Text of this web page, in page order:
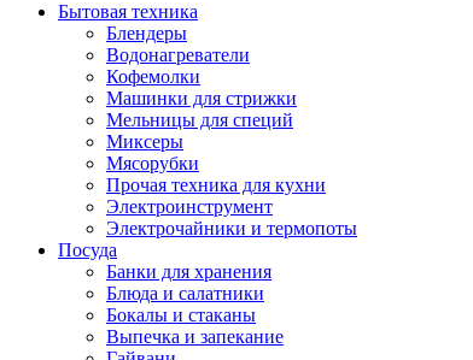
Бытовая техника
Блендеры
Водонагреватели
Кофемолки
Машинки для стрижки
Мельницы для специй
Миксеры
Мясорубки
Прочая техника для кухни
Электроинструмент
Электрочайники и термопоты
Посуда
Банки для хранения
Блюда и салатники
Бокалы и стаканы
Выпечка и запекание